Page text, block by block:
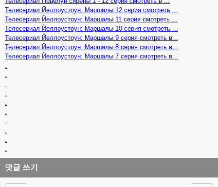
Телесериал Йеллоустоун: Маршалы 12 серия смотреть ...
Телесериал Йеллоустоун: Маршалы 11 серия смотреть ...
Телесериал Йеллоустоун: Маршалы 10 серия смотреть ...
Телесериал Йеллоустоун: Маршалы 9 серия смотреть в...
Телесериал Йеллоустоун: Маршалы 8 серия смотреть в...
Телесериал Йеллоустоун: Маршалы 7 серия смотреть в...
.
.
.
.
.
.
.
.
.
.
댓글 쓰기